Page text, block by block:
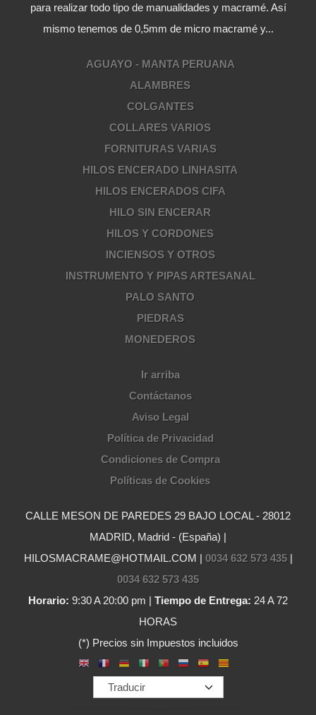
para realizar todo tipo de manualidades y macramé. Así
mismo tenemos de 0,5mm de micro macramé y...
AGUAYO - MANTA PERUANA
ALAMBRES
COLGANTES
COLLARES VARIOS
FORNITURAS VARIAS
HILOS ENCERADO LINHASITA
HILOS ENCERADOS CIFA
HILO SIN ENCERAR
HILOS Y CORDONES
INCIENSOS Y OTROS
INSTRUMENTO Y PIPAS ARTESANAL
PALO SANTO
PIEDRAS
MONEDEROS
Ir arriba
Contáctanos
Aviso Legal
Política de Privacidad
Condiciones de Compra
Políticas de Cookies
CALLE MESON DE PAREDES 29 BAJO LOCAL - 28012
MADRID, Madrid - (España) |
HILOSMACRAME@HOTMAIL.COM | 0034 632 573 435|
0034 632 573 435
Horario: 9:30 A 20:00 pm | Tiempo de Entrega: 24 A 72
HORAS
(*) Precios sin Impuestos incluidos